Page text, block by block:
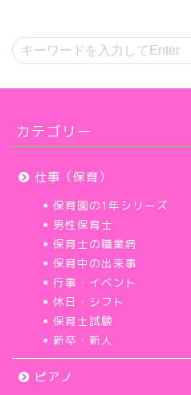
カテゴリー
仕事（保育）
保育園の1年シリーズ
男性保育士
保育士の職業病
保育中の出来事
行事・イベント
休日・シフト
保育士試験
新卒・新人
ピアノ